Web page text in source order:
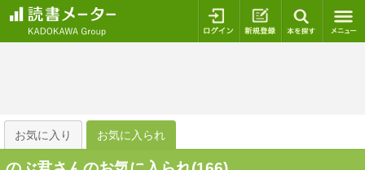
ログイン 新規登録
お気に入り お気に入られ